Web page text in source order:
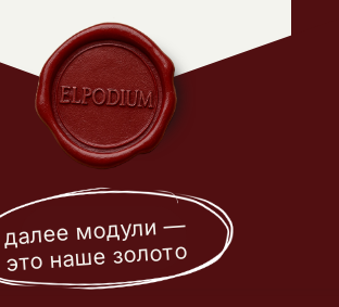
далее модули —
это наше золото